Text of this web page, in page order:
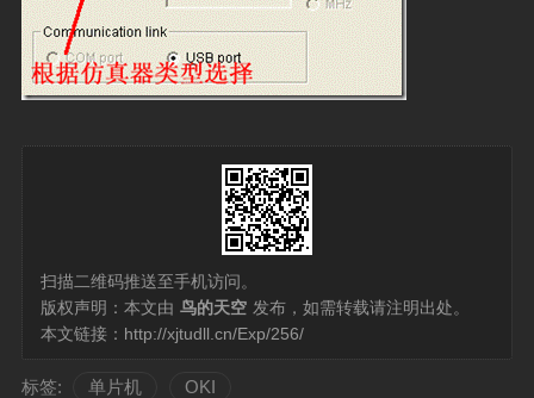
扫描二维码推送至手机访问。
版权声明：本文由 鸟的天空 发布，如需转载请注明出处。
本文链接： http://xjtudll.cn/Exp/256/
标签: 单片机 OKI